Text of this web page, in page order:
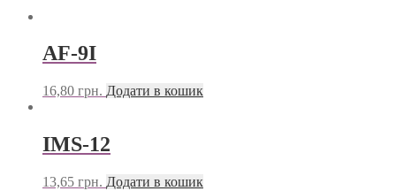
AF-9I
16,80 грн. Додати в кошик
IMS-12
13,65 грн. Додати в кошик